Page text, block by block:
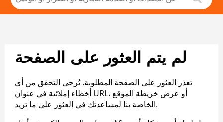
لم يتم العثور على الصفحة
تعذر العثور على الصفحة المطلوبة. يُرجى التحقق من أي
أخطاء إملائية في عنوان URL، أو عرض خريطة الموقع
الخاصة بنا لمساعدتك في العثور على ما تريد.